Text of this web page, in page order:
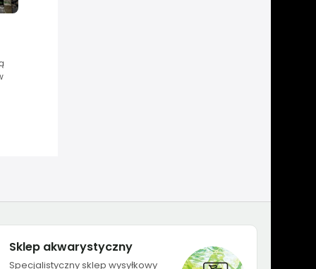
Sklep akwarystyczny
Specjalistyczny sklep wysyłkowy